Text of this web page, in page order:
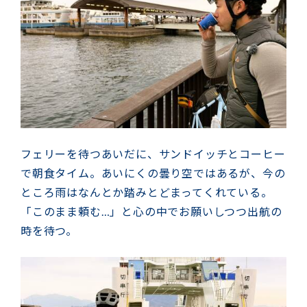
フェリーを待つあいだに、サンドイッチとコーヒー
で朝食タイム。あいにくの曇り空ではあるが、今の
ところ雨はなんとか踏みとどまってくれている。
「このまま頼む…」と心の中でお願いしつつ出航の
時を待つ。